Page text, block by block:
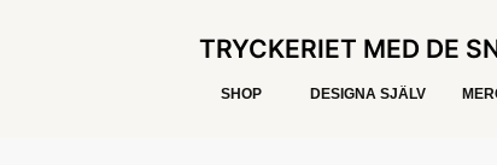
TRYCKERIET MED DE
SHOP DESIGNA SJÄLV